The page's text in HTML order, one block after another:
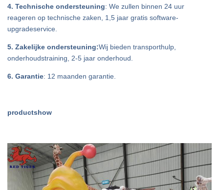
4. Technische ondersteuning: We zullen binnen 24 uur
reageren op technische zaken, 1,5 jaar gratis software-
upgradeservice.
5. Zakelijke ondersteuning:Wij bieden transporthulp,
onderhoudstraining, 2-5 jaar onderhoud.
6. Garantie: 12 maanden garantie.
productshow